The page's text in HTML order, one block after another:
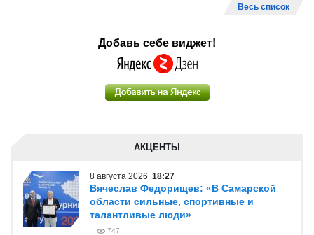
Весь список
Добавь себе виджет!
АКЦЕНТЫ
8 августа 2026 18:27
Вячеслав Федорищев: «В Самарской
области сильные, спортивные и
талантливые люди»
747